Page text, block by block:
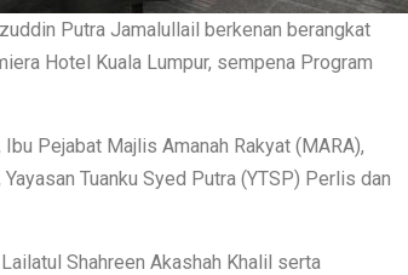
Putra Jamalullail berkenan berangkat
Hotel Kuala Lumpur, sempena Program
Pejabat Majlis Amanah Rakyat (MARA),
Tuanku Syed Putra (YTSP) Perlis dan
Shahreen Akashah Khalil serta